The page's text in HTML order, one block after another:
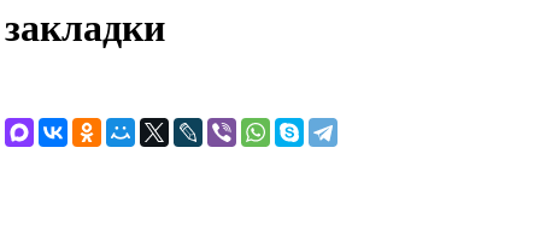
закладки